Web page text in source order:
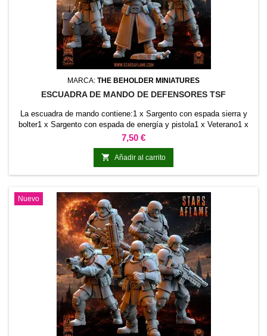
MARCA: THE BEHOLDER MINIATURES
ESCUADRA DE MANDO DE DEFENSORES TSF
La escuadra de mando contiene:1 x Sargento con espada sierra y
bolter1 x Sargento con espada de energía y pistola1 x Veterano1 x
Operador de radio1 x Médico1 x Portaestandarte
Precio
7,50 €
 Añadir al carrito
Nuevo